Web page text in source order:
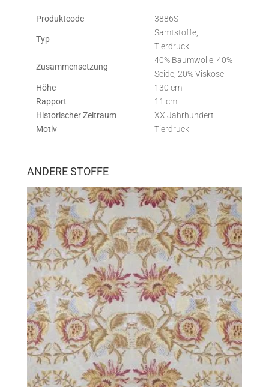
Produktcode 3886S
Typ
Samtstoffe,
Tierdruck
Zusammensetzung
40% Baumwolle, 40%
Seide, 20% Viskose
Höhe
130 cm
Rapport
11 cm
Historischer Zeitraum
XX Jahrhundert
Motiv
Tierdruck
ANDERE STOFFE